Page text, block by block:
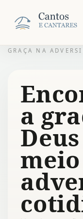
GRAÇA NA
a